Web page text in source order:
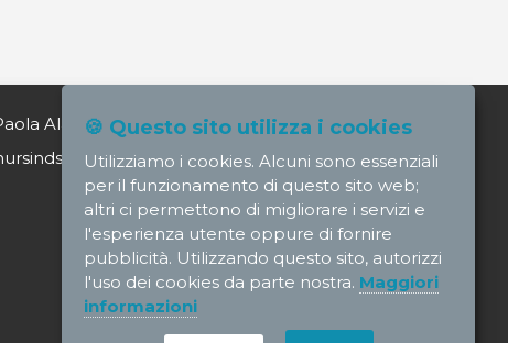
Alagia direttore@nursindsanita.it
🍪 Questo sito utilizza i cookies
Utilizziamo i cookies. Alcuni sono essenziali
per il funzionamento di questo sito web;
altri ci permettono di migliorare i servizi e
l'esperienza utente oppure di fornire
pubblicità. Utilizzando questo sito, autorizzi
l'uso dei cookies da parte nostra. Maggiori
informazioni